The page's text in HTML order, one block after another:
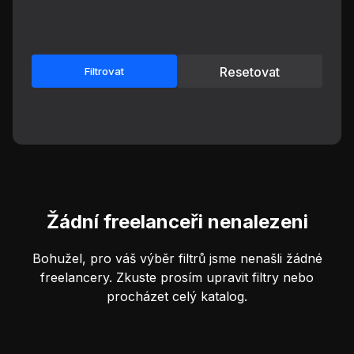
Filtrovat Resetovat
Žádní freelanceři nenalezeni
Bohužel, pro váš výběr filtrů jsme nenašli žádné
freelancery. Zkuste prosím upravit filtry nebo
procházet celý katalog.